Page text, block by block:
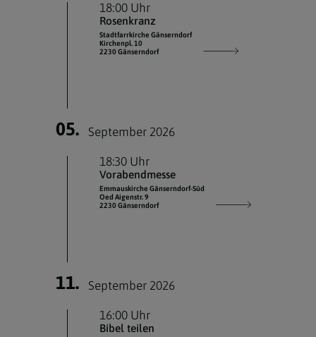
18:00 Uhr
Rosenkranz
Stadtfarrkirche Gänserndorf
Kirchenpl. 10
2230 Gänserndorf
05. September 2026
18:30 Uhr
Vorabendmesse
Emmauskirche Gänserndorf-Süd
Oed Aigenstr. 9
2230 Gänserndorf
11. September 2026
16:00 Uhr
Bibel teilen